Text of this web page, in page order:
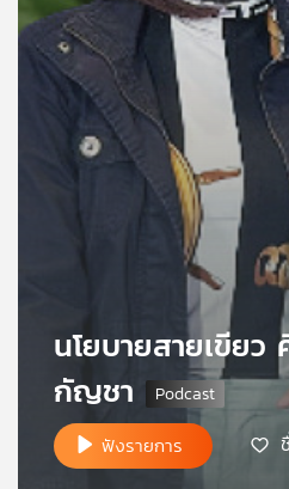
เกี่ยว
กับ
แผนที่
นโยบายสายเขียว
กัญชา
ฟังรายการ